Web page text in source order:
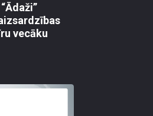
vecāku